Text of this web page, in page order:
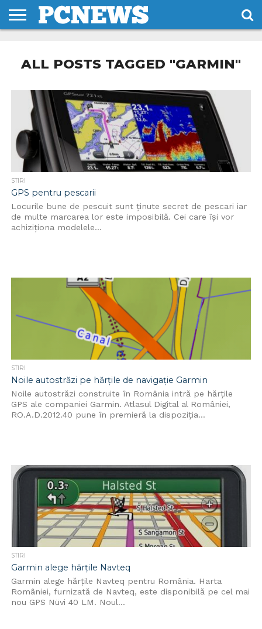
NOI
SI
CONDITII
ALL POSTS TAGGED "GARMIN"
STIRI
GPS pentru pescarii
Locurile bune de pescuit sunt ținute secret de pescari iar
de multe marcarea lor este imposibilă. Cei care își vor
achiziționa modelele...
STIRI
Noile autostrăzi pe hărțile de navigație Garmin
Noile autostrăzi construite în România intră pe hărțile
GPS ale companiei Garmin. Atlasul Digital al României,
RO.A.D.2012.40 pune în premieră la dispoziția...
STIRI
Garmin alege hărţile Navteq
Garmin alege hărţile Navteq pentru România. Harta
României, furnizată de Navteq, este disponibilă pe cel mai
nou GPS Nüvi 40 LM. Noul...